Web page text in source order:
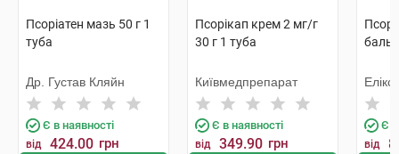
Псоріатен мазь 50 г 1
туба
Др. Густав Кляйн
Є в наявності
від 424.00 грн
Псорікап крем 2 мг/г
30 г 1 туба
Київмедпрепарат
Є в наявності
від 349.90 грн
Є в
від